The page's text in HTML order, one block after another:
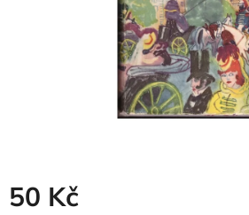
50 Kč